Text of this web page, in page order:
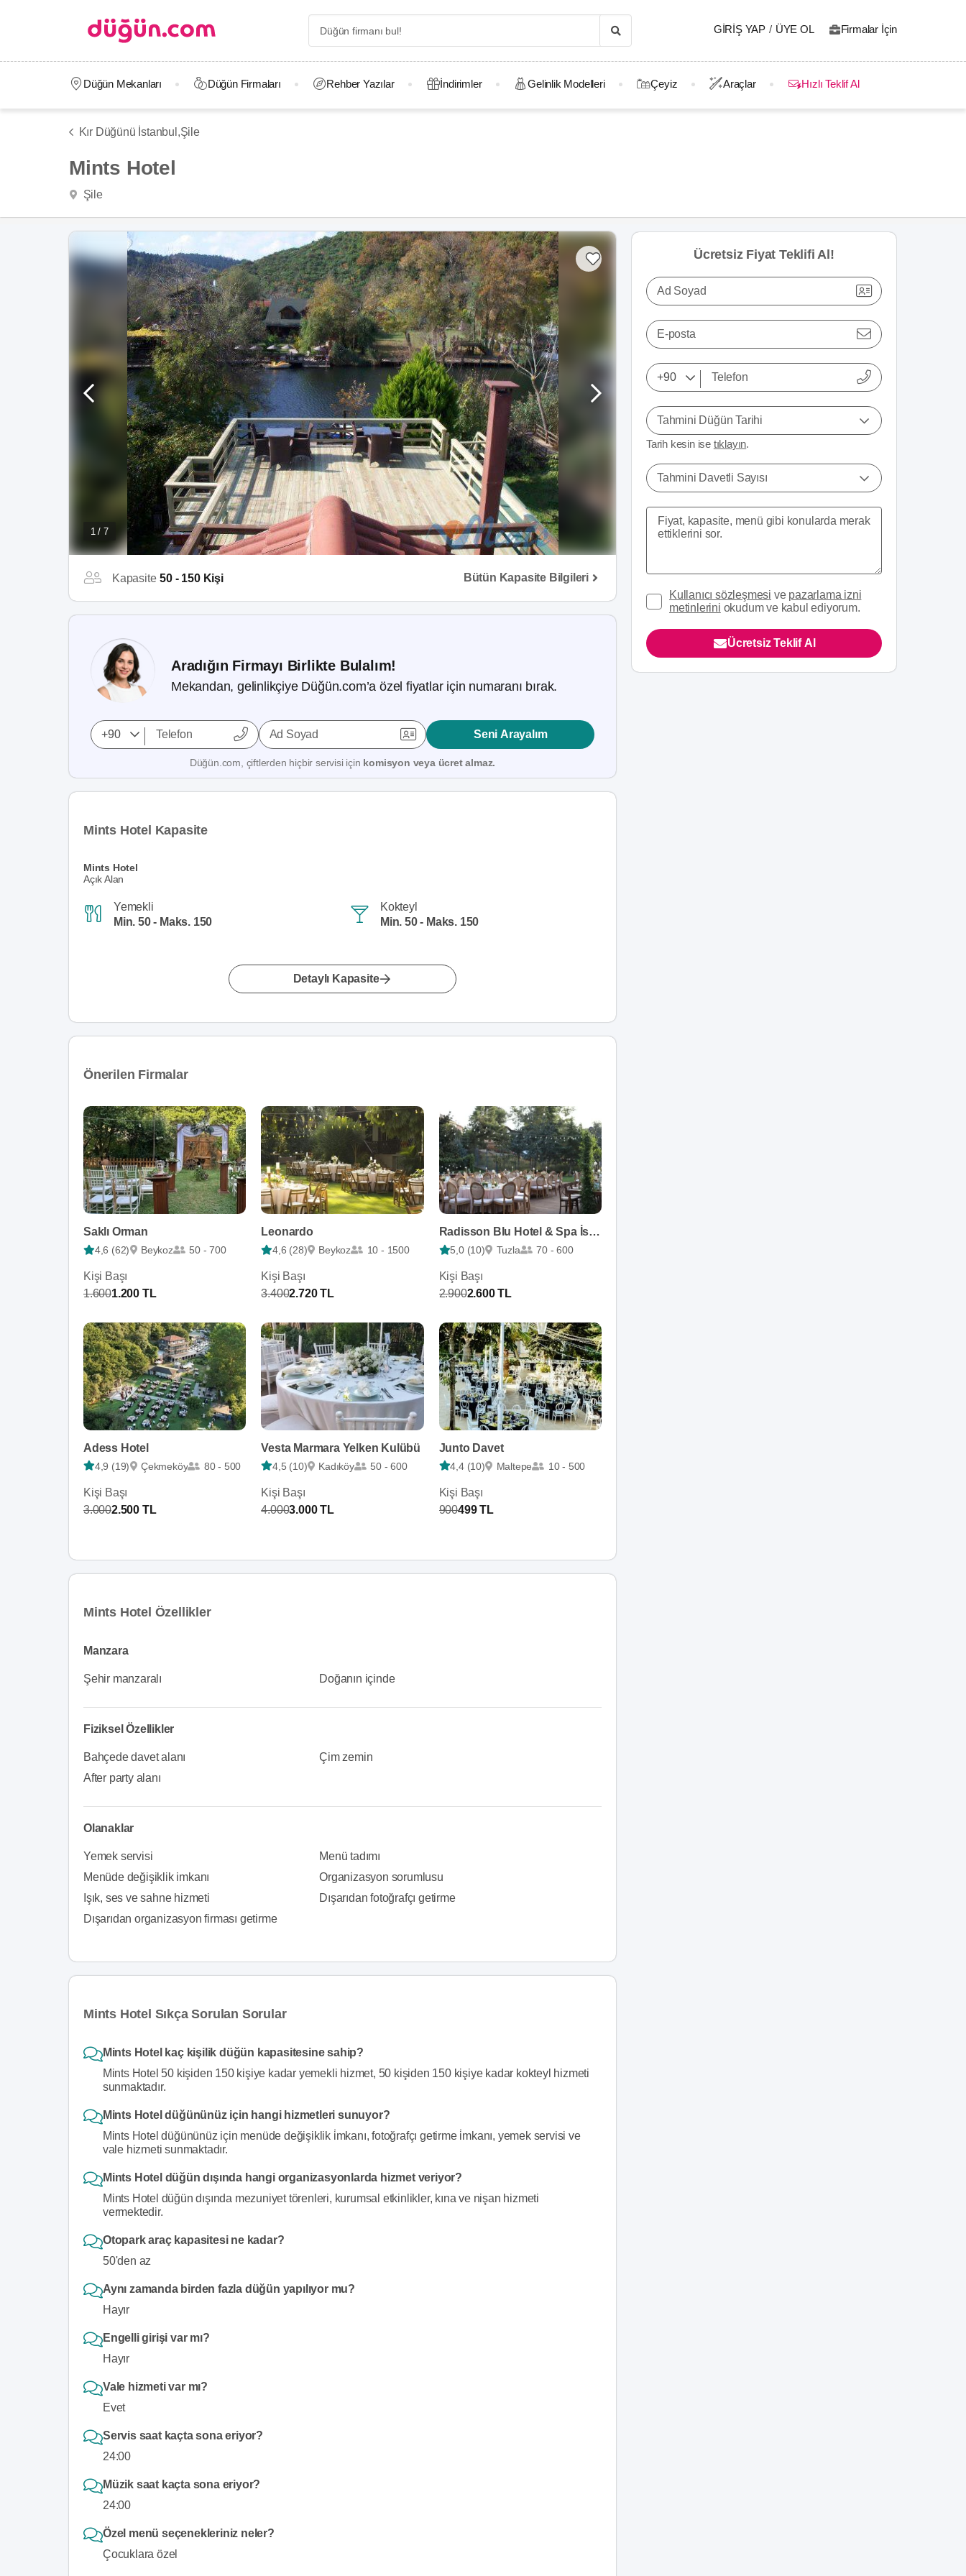
GIRIŞ YAP / ÜYE OL Firmalar İçin
Düğün Mekanları Düğün Firmaları Rehber Yazılar İndirimler Gelinlik Modelleri Çeyiz Araçlar Hızlı Teklif Al
Kır Düğünü İstanbul,Şile
Mints Hotel
Şile
1 / 7
Kapasite 50 - 150 Kişi Bütün Kapasite Bilgileri
Aradığın Firmayı Birlikte Bulalım!
Mekandan, gelinlikçiye Düğün.com’a özel fiyatlar için numaranı bırak.
Ad Soyad Seni Arayalım
Düğün.com, çiftlerden hiçbir servisi için komisyon veya ücret almaz.
Mints Hotel Kapasite
Mints Hotel
Açık Alan
Yemekli
Min. 50 - Maks. 150
Kokteyl
Min. 50 - Maks. 150
Detaylı Kapasite
Önerilen Firmalar
Saklı Orman
4,6 (62) Beykoz 50 - 700
Kişi Başı
1.6001.200 TL
Leonardo
4,6 (28) Beykoz 10 - 1500
Kişi Başı
3.4002.720 TL
Radisson Blu Hotel & Spa İstanbul Tuzla
5,0 (10) Tuzla 70 - 600
Kişi Başı
2.9002.600 TL
Adess Hotel
4,9 (19) Çekmeköy 80 - 500
Kişi Başı
3.0002.500 TL
Vesta Marmara Yelken Kulübü
4,5 (10) Kadıköy 50 - 600
Kişi Başı
4.0003.000 TL
Junto Davet
4,4 (10) Maltepe 10 - 500
Kişi Başı
900499 TL
Mints Hotel Özellikler
Manzara
Şehir manzaralı Doğanın içinde
Fiziksel Özellikler
Bahçede davet alanı
Çim zemin
After party alanı
Olanaklar
Yemek servisi
Menü tadımı
Menüde değişiklik imkanı
Organizasyon sorumlusu
Işık, ses ve sahne hizmeti
Dışarıdan fotoğrafçı getirme
Dışarıdan organizasyon firması getirme
Mints Hotel Sıkça Sorulan Sorular
Mints Hotel kaç kişilik düğün kapasitesine sahip?
Mints Hotel 50 kişiden 150 kişiye kadar yemekli hizmet, 50 kişiden 150 kişiye kadar kokteyl hizmeti
sunmaktadır.
Mints Hotel düğününüz için hangi hizmetleri sunuyor?
Mints Hotel düğününüz için menüde değişiklik i̇mkanı, fotoğrafçı getirme i̇mkanı, yemek servisi ve
vale hizmeti sunmaktadır.
Mints Hotel düğün dışında hangi organizasyonlarda hizmet veriyor?
Mints Hotel düğün dışında mezuniyet törenleri, kurumsal etkinlikler, kına ve nişan hizmeti
vermektedir.
Otopark araç kapasitesi ne kadar?
50'den az
Aynı zamanda birden fazla düğün yapılıyor mu?
Hayır
Engelli girişi var mı?
Hayır
Vale hizmeti var mı?
Evet
Servis saat kaçta sona eriyor?
24:00
Müzik saat kaçta sona eriyor?
24:00
Özel menü seçenekleriniz neler?
Çocuklara özel
Ücretsiz Fiyat Teklifi Al!
Ad Soyad
E-posta
Tahmini Düğün Tarihi
Tarih kesin ise tıklayın.
Tahmini Davetli Sayısı
Kullanıcı sözleşmesi ve pazarlama izni
metinlerini okudum ve kabul ediyorum.
Ücretsiz Teklif Al